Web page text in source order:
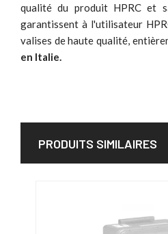
qualité du produit HPRC et
garantissent à l'utilisateur
valises de haute qualité,
en Italie.
PRODUITS SIMILAIRES